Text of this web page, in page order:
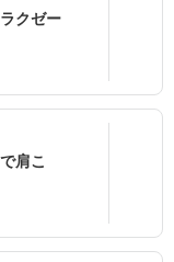
クゼー
肩こ